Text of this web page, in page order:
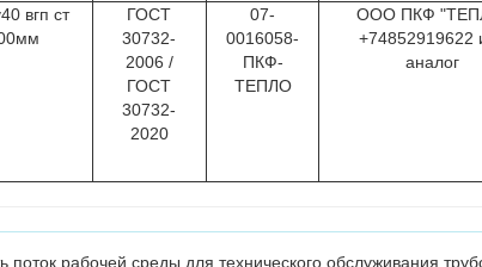
вгп ст
ГОСТ
30732-
2006 /
ГОСТ
30732-
2020
07-
0016058-
ПКФ-
ТЕПЛО
ООО ПКФ
+74852919622
аналог
рабочей среды для технического обслуживания